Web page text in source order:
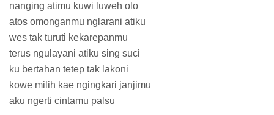
nanging atimu kuwi luweh olo
atos omonganmu nglarani atiku
wes tak turuti kekarepanmu
terus ngulayani atiku sing suci
ku bertahan tetep tak lakoni
kowe milih kae ngingkari janjimu
aku ngerti cintamu palsu